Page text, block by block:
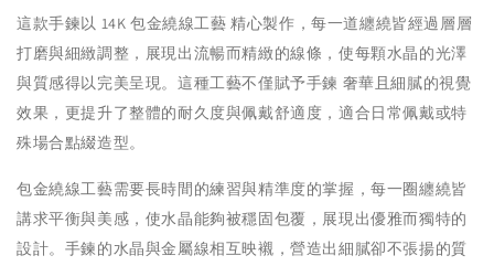
這款手鍊以 14K 包金繞線工藝 精心製作，每一道纏繞皆經過層層
打磨與細緻調整，展現出流暢而精緻的線條，使每顆水晶的光澤
與質感得以完美呈現。這種工藝不僅賦予手鍊 奢華且細膩的視覺
效果，更提升了整體的耐久度與佩戴舒適度，適合日常佩戴或特
殊場合點綴造型。
包金繞線工藝需要長時間的練習與精準度的掌握，每一圈纏繞皆
講求平衡與美感，使水晶能夠被穩固包覆，展現出優雅而獨特的
設計。手鍊的水晶與金屬線相互映襯，營造出細膩卻不張揚的質